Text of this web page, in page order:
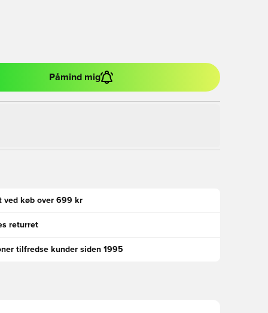
Påmind mig
ved køb over 699 kr
returret
tilfredse kunder siden 1995